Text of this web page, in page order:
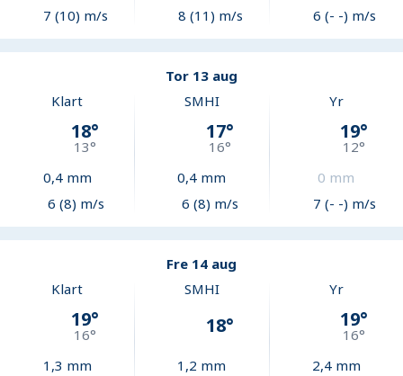
7 (10) m/s
8 (11) m/s
6 (- -) m/s
Tor 13 aug
Klart
18°
13°
0,4mm
6 (8) m/s
SMHI
17°
16°
0,4 mm
6 (8) m/s
Yr
19°
12°
0 mm
7 (- -) m/s
Fre 14 aug
Klart
19°
16°
1,3 mm
SMHI
18°
1,2 mm
Yr
19°
16°
2,4mm